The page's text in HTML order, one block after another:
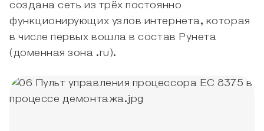
создана сеть из трёх постоянно
функционирующих узлов интернета, которая
в числе первых вошла в состав Рунета
(доменная зона .ru).